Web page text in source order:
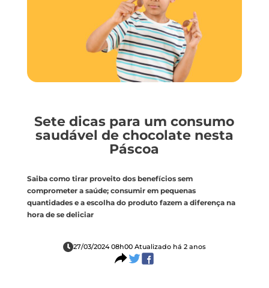
Sete dicas para um consumo
saudável de chocolate nesta
Páscoa
Saiba como tirar proveito dos benefícios sem
comprometer a saúde; consumir em pequenas
quantidades e a escolha do produto fazem a diferença na
hora de se deliciar
27/03/2024 08h00 Atualizado há 2 anos